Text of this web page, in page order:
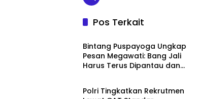
Pos Terkait
News
Bintang Puspayoga Ungkap
Pesan Megawati: Bang Jali
Harus Terus Dipantau dan
News
Polri Tingkatkan Rekrutmen